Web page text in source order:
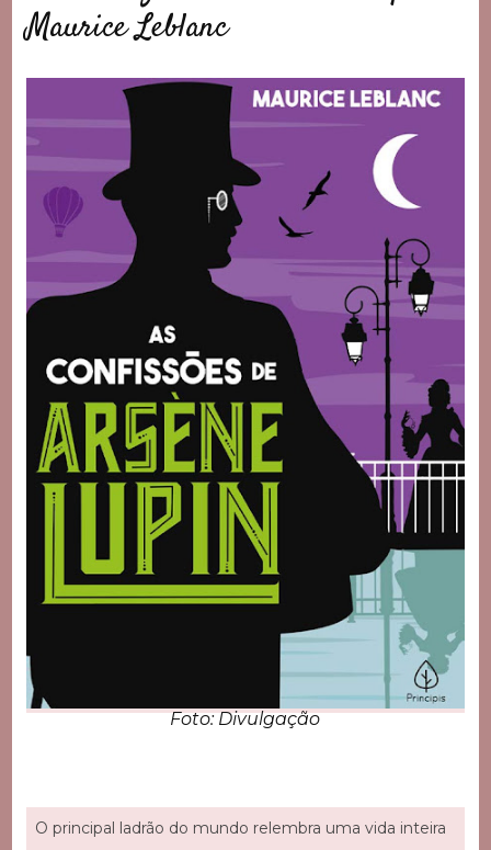
Maurice Leblanc
Foto: Divulgação
O principal ladrão do mundo relembra uma vida inteira